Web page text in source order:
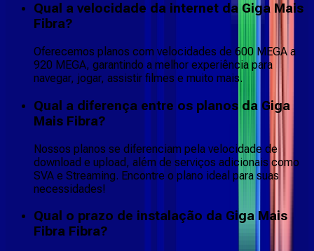
Qual a velocidade da internet da Giga Mais
Fibra?
Oferecemos planos com velocidades de 600 MEGA a
920 MEGA, garantindo a melhor experiência para
navegar, jogar, assistir filmes e muito mais.
Qual a diferença entre os planos da Giga
Mais Fibra?
Nossos planos se diferenciam pela velocidade de
download e upload, além de serviços adicionais como
SVA e Streaming. Encontre o plano ideal para suas
necessidades!
Qual o prazo de instalação da Giga Mais
Fibra Fibra?